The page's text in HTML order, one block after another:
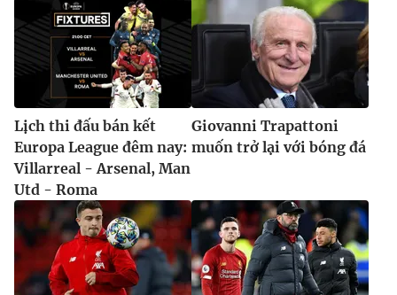
Lịch thi đấu bán kết
Europa League đêm nay:
Villarreal - Arsenal, Man
Utd - Roma
Giovanni Trapattoni
muốn trở lại với bóng đá